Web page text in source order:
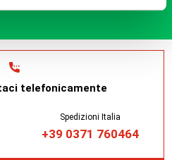
telefonicamente
Spedizioni Italia
+39 0371 760464